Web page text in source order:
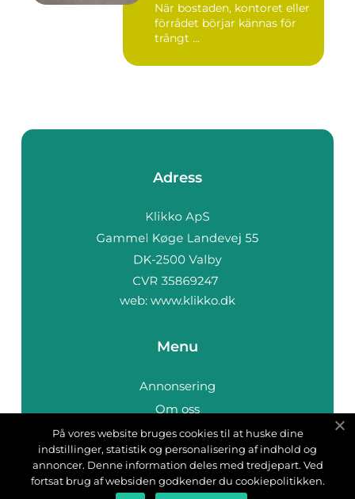
När bostaden, kontoret eller
förrådet börjar kännas för
trångt ...
Adress
web: www.klikko.dk
Menu
Annonsering
Om oss
Cookies
Kontakta oss
Sitemap
På vores website bruges cookies til at huske dine
indstillinger, statistik og personalisering af indhold og
annoncer. Denne information deles med tredjepart. Ved
fortsat brug af websiden godkender du cookiepolitikken.